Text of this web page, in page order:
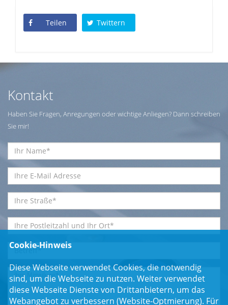
Teilen Twittern
Kontakt
Haben Sie Fragen, Anregungen oder wichtige Anliegen? Dann schreiben
Sie mir!
Cookie-Hinweis
Diese Webseite verwendet Cookies, die notwendig
sind, um die Webseite zu nutzen. Weiter verwendet
diese Webseite Dienste von Drittanbietern, um das
Webangebot zu verbessern (Website-Optmierung). Für